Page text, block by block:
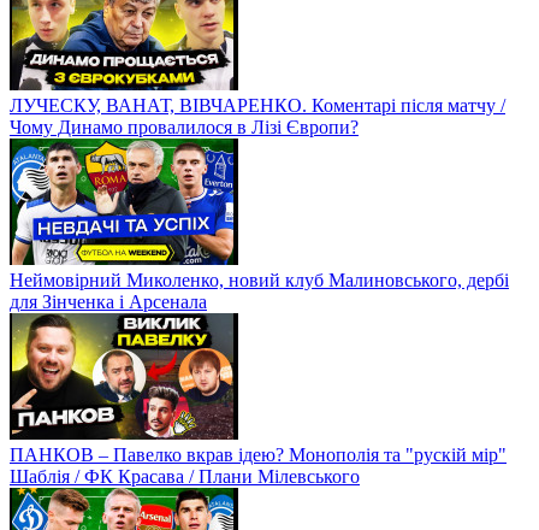
ЛУЧЕСКУ, ВАНАТ, ВІВЧАРЕНКО. Коментарі після матчу /
Чому Динамо провалилося в Лізі Європи?
Неймовірний Миколенко, новий клуб Малиновського, дербі
для Зінченка і Арсенала
ПАНКОВ – Павелко вкрав ідею? Монополія та "рускій мір"
Шаблія / ФК Красава / Плани Мілевського